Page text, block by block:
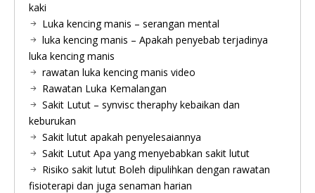
kaki
Luka kencing manis – serangan mental
luka kencing manis – Apakah penyebab terjadinya
luka kencing manis
rawatan luka kencing manis video
Rawatan Luka Kemalangan
Sakit Lutut – synvisc theraphy kebaikan dan
keburukan
Sakit lutut apakah penyelesaiannya
Sakit Lutut Apa yang menyebabkan sakit lutut
Risiko sakit lutut Boleh dipulihkan dengan rawatan
fisioterapi dan juga senaman harian